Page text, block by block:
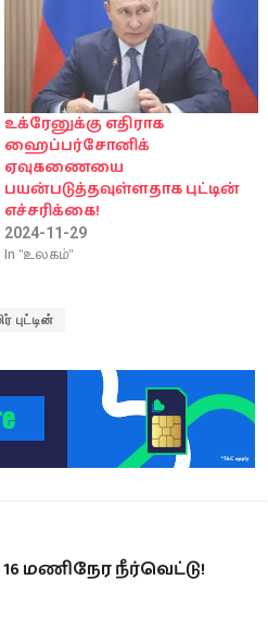
உக்ரேனுக்கு எதிராக
ஹைப்பர்சோனிக்
ஏவுகணையை
பயன்படுத்தவுள்ளதாக புட்டின்
எச்சரிக்கை!
2024-11-29
In "உலகம்"
புட்டின்
மணிநேர நீர்வெட்டு!